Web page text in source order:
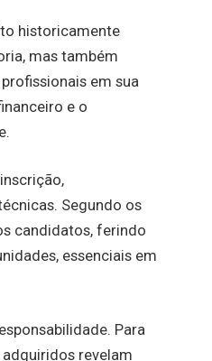
historicamente
mas também
em sua
e o
Segundo os
candidatos, ferindo
essenciais em
Para
revelam